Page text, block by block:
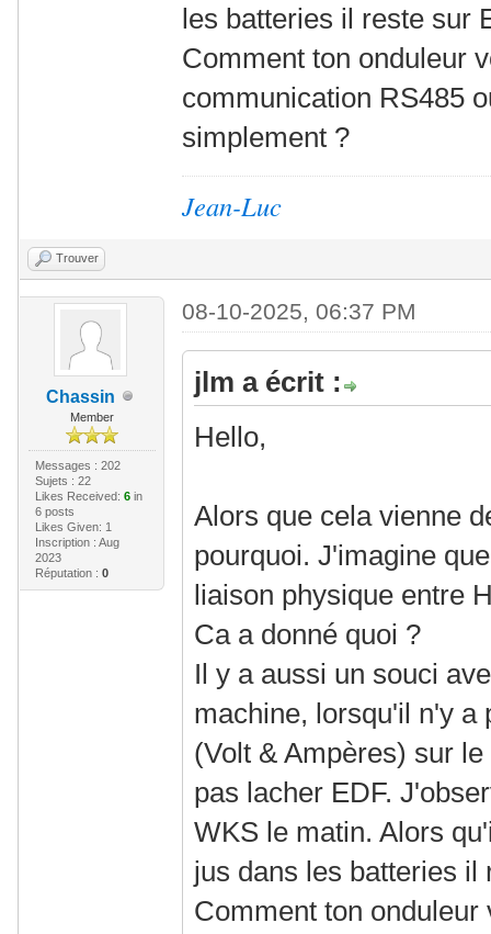
les batteries il reste sur
Comment ton onduleur
communication RS485
simplement ?
Jean-Luc
Trouver
Chassin
Member
Messages : 202
Sujets : 22
Likes Received: 6in
6 posts
Likes Given: 1
Inscription : Aug
2023
Réputation : 0
08-10-2025, 06:37 PM
jlm a écrit :
Hello,
Alors que cela vienne
pourquoi. J'imagine
liaison physique entre
Ca a donné quoi ?
Il y a aussi un souci
machine, lorsqu'il n'y a
(Volt & Ampères) sur
pas lacher EDF.
WKS le matin. Alors
jus dans les batteries il
Comment ton